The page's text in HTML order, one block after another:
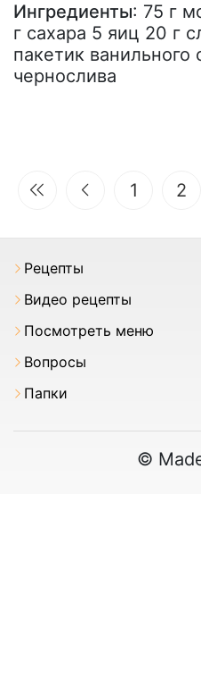
Ингредиенты: 75 г
г сахара 5 яиц 20 г
пакетик ванильного
чернослива
1 2
Pецепты
Видео рецепты
Посмотреть меню
Вопросы
Папки
©